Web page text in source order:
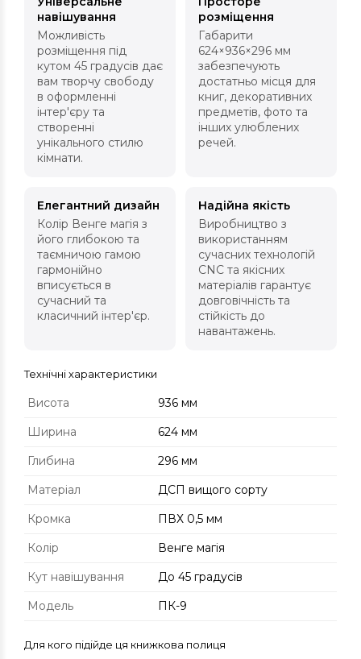
навішування
Можливість
розміщення під
кутом 45 градусів дає
вам творчу свободу
в оформленні
інтер'єру та
створенні
унікального стилю
кімнати.
розміщення
Габарити
624×936×296 мм
забезпечують
достатньо місця для
книг, декоративних
предметів, фото та
інших улюблених
речей.
Елегантний дизайн
Колір Венге магія з
його глибокою та
таємничою гамою
гармонійно
вписується в
сучасний та
класичний інтер'єр.
Надійна якість
Виробництво з
використанням
сучасних технологій
CNC та якісних
матеріалів гарантує
довговічність та
стійкість до
навантажень.
Технічні характеристики
Висота
936 мм
Ширина
624 мм
Глибина
296 мм
Матеріал
ДСП вищого сорту
Кромка
ПВХ 0,5 мм
Колір
Венге магія
Кут навішування
До 45 градусів
Модель
ПК-9
Для кого підійде ця книжкова полиця